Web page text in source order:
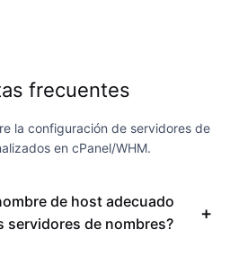
frecuentes
la configuración de servidores de
en cPanel/WHM.
de host adecuado
servidores de nombres?